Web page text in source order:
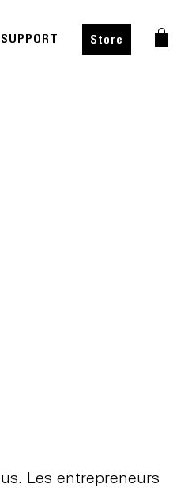
SUPPORT Store
Les entrepreneurs